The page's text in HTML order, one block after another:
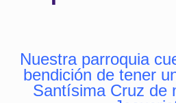
Nuestra parroquia
bendición de tener
Santísima Cruz de